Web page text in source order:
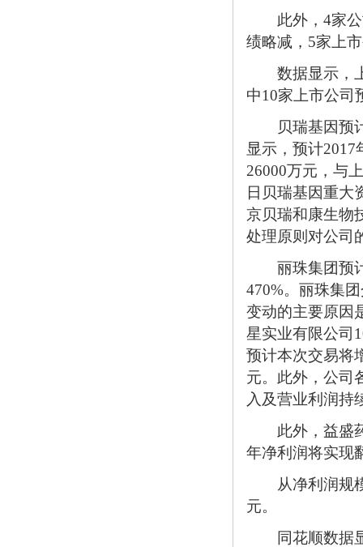
此外，4家公
绩略减，5家上
数据显示，上
中10家上市公司
贝瑞基因预计
显示，预计
26000万元，与
日贝瑞基因重大
京贝瑞和康生物
处理原则对公司
丽珠集团预计
470%。丽珠集
变动的主要原因
星实业有限公司
预计本次交易将
元。此外，公司
入及营业利润持
此外，益盛药
年净利润将实现
从净利润规模
元。
同花顺数据显